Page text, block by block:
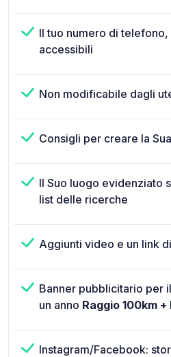
Il tuo numero di
accessibili
Non modificabile dagli
Consigli per creare la
Il Suo luogo evidenziato
list delle ricerche
Aggiunti video e un link
Banner pubblicitario per
un anno Raggio 100km
Instagram/Facebook: